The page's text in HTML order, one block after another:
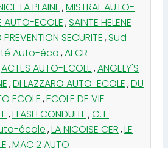
LA PLAINE,MISTRAL AUTO-
AUTO-ECOLE,SAINTE HELENE
PREVENTION SECURITE,Sud
Auto-éco,AFCR
ACTES AUTO-ECOLE,ANGELY'S
,DI LAZZARO AUTO-ECOLE,DU
ECOLE,ECOLE DE VIE
,FLASH CONDUITE,G.T.
école,LA NICOISE CER,LE
,MAC 2 AUTO-